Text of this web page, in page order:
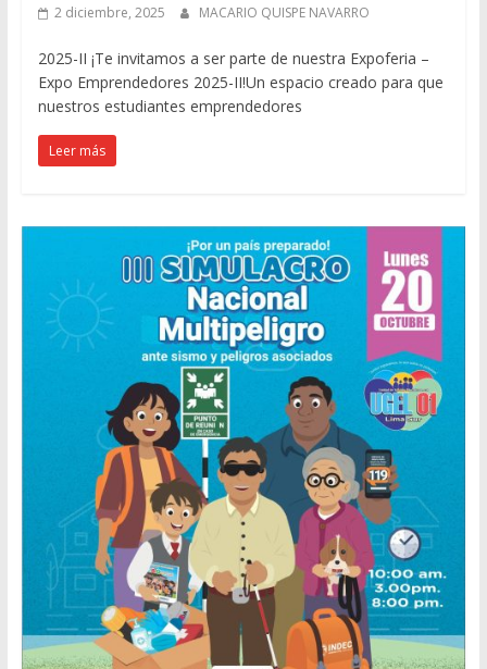
2 diciembre, 2025 MACARIO QUISPE NAVARRO
2025-II ¡Te invitamos a ser parte de nuestra Expoferia –
Expo Emprendedores 2025-II!Un espacio creado para que
nuestros estudiantes emprendedores
Leer más